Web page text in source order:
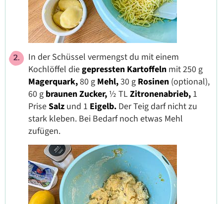
In der Schüssel vermengst du mit einem
Kochlöffel die gepressten Kartoffeln mit 250 g
Magerquark,80 g Mehl,30 g Rosinen (optional),
60 g braunen Zucker, ½ TLZitronenabrieb, 1
PriseSalz und 1 Eigelb. Der Teig darf nicht zu
stark kleben. Bei Bedarf noch etwas Mehl
zufügen.